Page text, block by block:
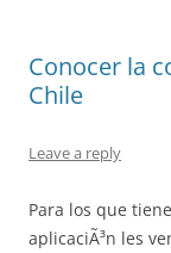
Conocer la
Chile
Leave a reply
Para los que
aplicaciÃ³n les